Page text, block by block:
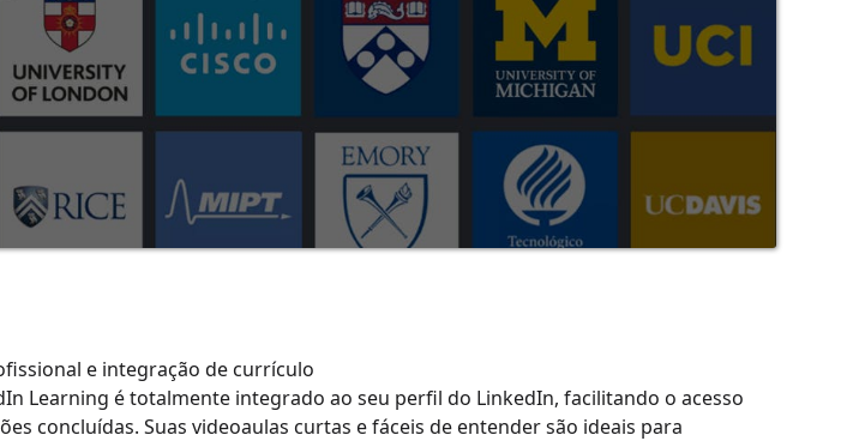
e integração de currículo
Learning é totalmente integrado ao seu perfil do LinkedIn, facilitando o acesso
concluídas. Suas videoaulas curtas e fáceis de entender são ideais para